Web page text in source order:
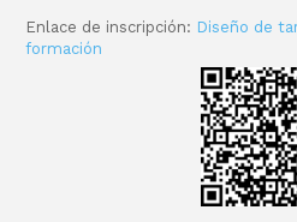
Enlace de inscripción: Diseño de
formación